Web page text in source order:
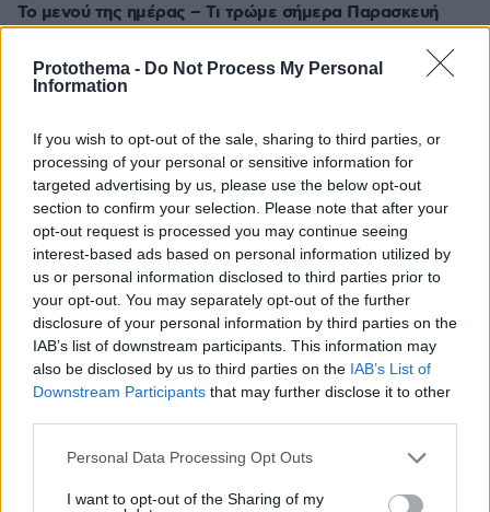
Protothema - Do Not Process My Personal
Information
If you wish to opt-out of the sale, sharing to third parties, or
processing of your personal or sensitive information for
targeted advertising by us, please use the below opt-out
section to confirm your selection. Please note that after your
opt-out request is processed you may continue seeing
interest-based ads based on personal information utilized by
us or personal information disclosed to third parties prior to
your opt-out. You may separately opt-out of the further
disclosure of your personal information by third parties on the
IAB’s list of downstream participants. This information may
also be disclosed by us to third parties on the IAB’s List of
Downstream Participants that may further disclose it to other
Please note that this website/app uses one or more Google
not limited to your visit or usage behaviour. You may click to
Personal Data Processing Opt Outs
I want to opt-out of the Sharing of my
Το μενού της ημέρας – Τι τρώμε σήμερα Παρασκευή
(7/8/2026)
Τουλάχιστον 58 νεκροί στην Υεμένη και 11 τραυματίες
πριν 18 λεπτά
Πέθανε σε ηλικία 26 ετών η influencer Σίντνεϊ Τάουλ
έπειτα από τριετή μάχη με σπάνια μορφή καρκίνου
πριν 32 λεπτά
Γαρίδες γιουβέτσι λεμονάτο
07.08.2026, 05:00
«Έγκλημα πολέμου» ο ισραηλινός βομβαρδισμός που
σκότωσε δημοσιογράφο στον Λίβανο, καταγγέλλουν
τρεις ΜΚΟ
07.08.2026, 04:54
Επεισόδια μεταξύ διαδηλωτών και αστυνομικών έξω
από τη Γερουσία στην Αργεντινή, δείτε βίντεο
07.08.2026, 04:13
να υπογράψουν συμφωνία αμοιβαίας άμυνας
07.08.2026, 03:38